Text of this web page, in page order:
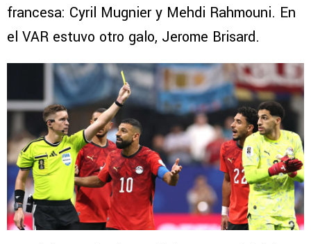
francesa: Cyril Mugnier y Mehdi Rahmouni. En
el VAR estuvo otro galo, Jerome Brisard.